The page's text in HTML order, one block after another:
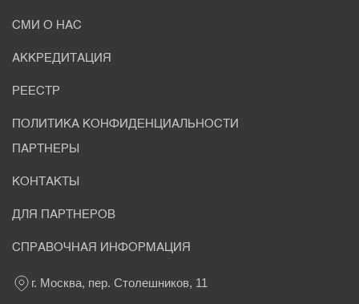
СМИ О НАС
АККРЕДИТАЦИЯ
РЕЕСТР
ПОЛИТИКА КОНФИДЕНЦИАЛЬНОСТИ
ПАРТНЕРЫ
КОНТАКТЫ
ДЛЯ ПАРТНЕРОВ
СПРАВОЧНАЯ ИНФОРМАЦИЯ
г. Москва, пер. Столешников, 11